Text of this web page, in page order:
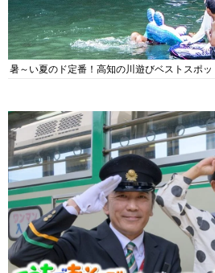
暑～い夏のド定番！高知の川遊びベストスポッ